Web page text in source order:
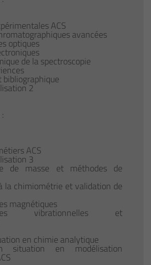
ACS
avancées
optiques
de la spectroscopie
2
ACS
3
de masse et méthodes de
la chimiométrie et validation de
magnétiques
vibrationnelles et
en chimie analytique
en modélisation